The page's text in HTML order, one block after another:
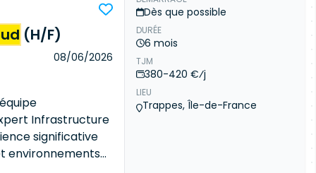
aux détails de
offres du
(H/F)
08/06/2026
Infrastructure
significative
environnements
Dès que possible
DURÉE
6 mois
TJM
380-420 €⁄j
LIEU
Trappes, Île-de-France